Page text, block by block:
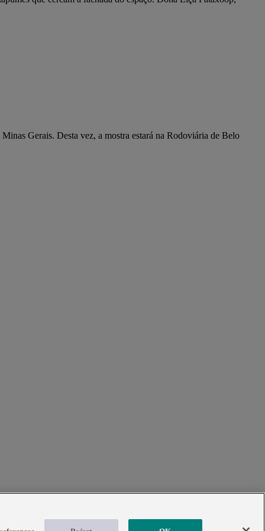
Gerais. Desta vez, a mostra estará na Rodoviária de Belo